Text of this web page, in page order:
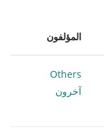
المؤلفون
Others
آخرون